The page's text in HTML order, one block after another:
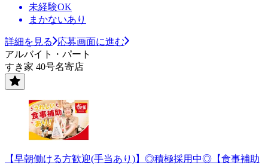
未経験OK
まかないあり
詳細を見る
応募画面に進む
アルバイト・パート
すき家 40号名寄店
【早朝働ける方歓迎(手当あり)】◎積極採用中◎【食事補助